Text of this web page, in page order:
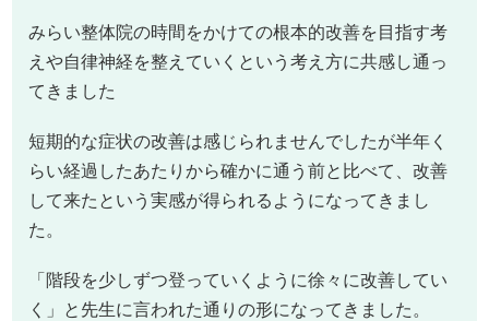
みらい整体院の時間をかけての根本的改善を目指す考
えや自律神経を整えていくという考え方に共感し通っ
てきました
短期的な症状の改善は感じられませんでしたが半年く
らい経過したあたりから確かに通う前と比べて、改善
して来たという実感が得られるようになってきまし
た。
「階段を少しずつ登っていくように徐々に改善してい
く」と先生に言われた通りの形になってきました。